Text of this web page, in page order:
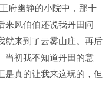
府幽静的小院中，那十
来风伯伯还说我丹田问
就来到了云雾山庄。再后
初我不知道丹田的意
是真的让我来这玩的，但